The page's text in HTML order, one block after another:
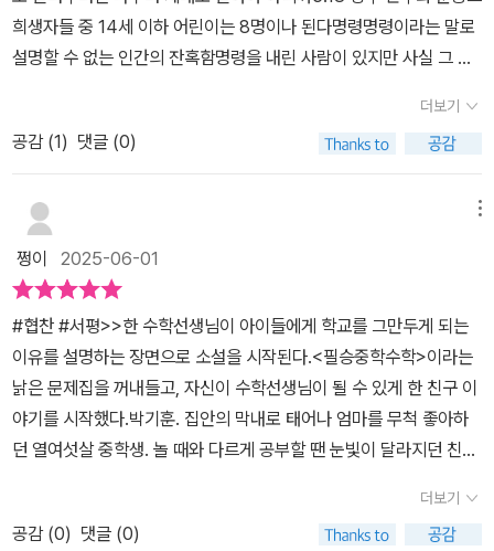
화 운동'을 기억했으면 좋겠다. 지금의 청소년들이 이 사실을 정확히
알고 있었으면 좋겠다. 겪어온 어른들도 잊지 않았으면 좋겠다. 그리
가 우리를 지킬 수 있게..#명령 #이경혜 #바람의아이들 #도서지원 *
출판사로부터 도서를 제공받았으나 주관적인 감상으로 작성하였습니
다.
보유하고 있다고 느끼는 찰나, 수학선생이 일깨워준다. 명령을 방패
막이 삼아 인간은 어디까지 사악해질 수 있냐고.😨2024.12.03 대한
민국 비상계엄 땐 그래도 양심있게 행동하는 군인들이 있지 않았나.
아픈 역사를 되풀이하지 않도록 어른들이 각성하고 달라져야 할 때
다.⚔️ 죽음이 두려워 명령을 따른 거라 할지라도 최소한 자신이 한 짓
마지막 바람이다. 87p역사란 결국 한 사람의 이름을 사무치게 불러
주고, 기억하는 일일 뿐일지도 모른다는 수학선생의 이야기를 끝으로
'박기현'이란 이름 석 자를 가슴에 새긴다. <그해 오월 나는 살고 싶었
다>와 <그는 오지 않았다>를 읽어봐야겠다. 이경혜 작가님의 광주
연작 시리즈가 계속되길 진심으로 응원하고 지지한다. 🌀 의미있는
책 보내주신 바람의아이들 출판사 고맙습니다.🫶❤️🫰 @baramkid
s.kr
희생자들 중 14세 이하 어린이는 8명이나 된다​명령명령이라는 말로
설명할 수 없는 인간의 잔혹함명령을 내린 사람이 있지만 사실 그 일
면 내가 죽으니까 이란 말로 이 모든 참극을 설명할 수는 없다한 아이
가 억울하게 죽었다너무도 귀한 아이였다너무도 왜소한 아이여서 누
가 봐도 아이였다그런 아이가 책방에서 책을 사서 집으로 돌아가는
길에 죽었다세월이 흘러 초라한 공동묘지에서 거창하게 꾸며 놓은 곳
거라고만 믿었던 부모와 친구관을 열었을 땐 머리 부분의 뼈가 보이
지 않았다해골이 다 부서져서 가루가 된 것이다원체 금이 잔뜩 갔었
나 보다는 인부의 말에 아이의 엄마도 친구도그리고 글을 읽는 나도…
똑같은 의문이 들었다.모든 것은 명령 때문이었다고,책임자는 명령을
내린 자뿐이라고, 명령대로 한 사람들이 무슨 죄가 있냐고 정리를 내
렸던 나의 모든 생각은그 순간 산산조각이 났다.동시에 나를 휘감은
것은 의문이었다.도대체 왜?왜 이렇게까지 한 건가? 명령 중이 이야
기는 사실의 사건을 기반으로 쓰인 소설이다 설정, 죽음 당한 상황, 그
리고 묘지 이장 때 일어난 이 부분들은 다 사실이다도대체 왜?이렇게
더보기
공감 (1) 댓글 (0)
쩡이 2025-06-01
#협찬 #서평>>한 수학선생님이 아이들에게 학교를 그만두게 되는
이유를 설명하는 장면으로 소설을 시작된다.<필승중학수학>이라는
낡은 문제집을 꺼내들고, 자신이 수학선생님이 될 수 있게 한 친구 이
야기를 시작했다.박기훈. 집안의 막내로 태어나 엄마를 무척 좋아하
던 열여섯살 중학생. 놀 때와 다르게 공부할 땐 눈빛이 달라지던 친구.
을까.선생님은 군모와 총 뒤에 숨은 그들을 찾아가 '왜 그랬냐'고 묻기
위해 교직을 떠난다고 했다.박기훈은 소설 속 허구로 태어난 인물이
더보기
공감 (0) 댓글 (0)